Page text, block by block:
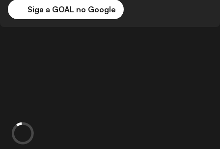
Siga a GOAL no Google